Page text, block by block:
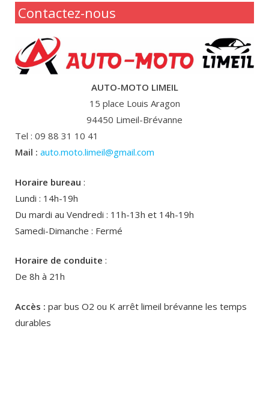
Contactez-nous
AUTO-MOTO LIMEIL
15 place Louis Aragon
94450 Limeil-Brévanne
Tel : 09 88 31 10 41
Mail : auto.moto.limeil@gmail.com
Horaire bureau :
Lundi : 14h-19h
Du mardi au Vendredi : 11h-13h et 14h-19h
Samedi-Dimanche : Fermé
Horaire de conduite :
De 8h à 21h
Accès : par bus O2 ou K arrêt limeil brévanne les temps
durables